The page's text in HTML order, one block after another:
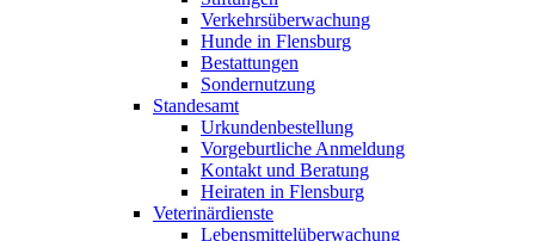
Verkehrsüberwachung
Hunde in Flensburg
Bestattungen
Sondernutzung
Standesamt
Urkundenbestellung
Vorgeburtliche Anmeldung
Kontakt und Beratung
Heiraten in Flensburg
Veterinärdienste
Lebensmittelüberwachung